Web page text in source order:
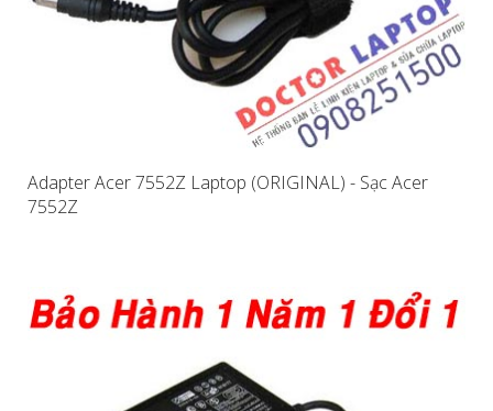
Adapter Acer 7552Z Laptop (ORIGINAL) - Sạc Acer
7552Z